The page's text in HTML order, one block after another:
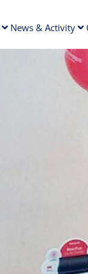
News & Activity